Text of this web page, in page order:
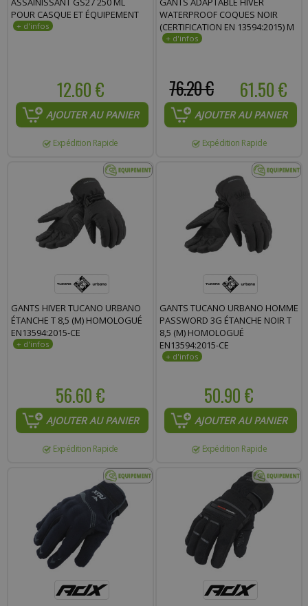
POUR CASQUE ET ÉQUIPEMENT
12.60 €
AJOUTER AU PANIER
Expédition Rapide
WATERPROOF COQUES NOIR
(CERTIFICATION EN 13594:2015) M
61.50 €
76.20 €
AJOUTER AU PANIER
Expédition Rapide
GANTS HIVER TUCANO URBANO
ÉTANCHE T 8,5 (M) HOMOLOGUÉ
EN13594:2015-CE
56.60 €
AJOUTER AU PANIER
Expédition Rapide
GANTS TUCANO URBANO HOMME
PASSWORD 3G ÉTANCHE NOIR T
8,5 (M) HOMOLOGUÉ
EN13594:2015-CE
50.90 €
AJOUTER AU PANIER
Expédition Rapide
Commentaire :